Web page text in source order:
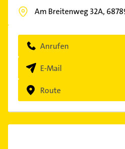
Am Breitenweg 32A,
Anrufen
E-Mail
Route